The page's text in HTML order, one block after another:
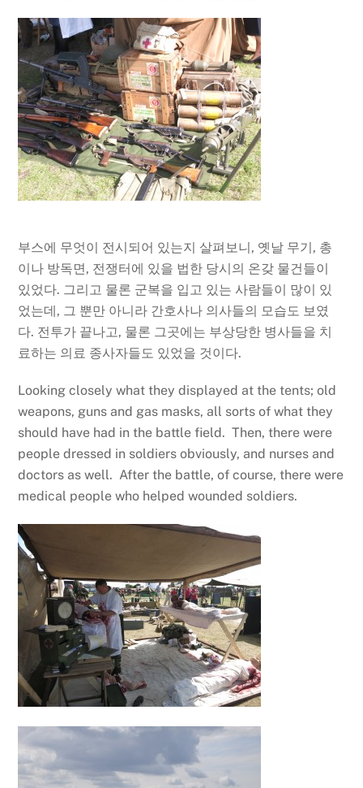
부스에 무엇이 전시되어 있는지 살펴보니, 옛날 무기, 총
이나 방독면, 전쟁터에 있을 법한 당시의 온갖 물건들이
있었다. 그리고 물론 군복을 입고 있는 사람들이 많이 있
었는데, 그 뿐만 아니라 간호사나 의사들의 모습도 보였
다. 전투가 끝나고, 물론 그곳에는 부상당한 병사들을 치
료하는 의료 종사자들도 있었을 것이다.
Looking closely what they displayed at the tents; old
weapons, guns and gas masks, all sorts of what they
should have had in the battle field. Then, there were
people dressed in soldiers obviously, and nurses and
doctors as well. After the battle, of course, there were
medical people who helped wounded soldiers.